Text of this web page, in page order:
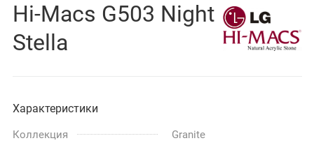
Hi-Macs G503 Night
Stella
Характеристики
Коллекция
Granite